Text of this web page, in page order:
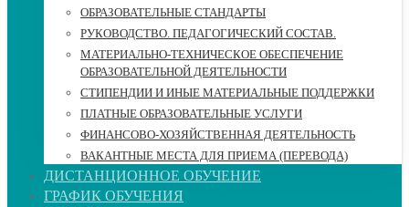
ОБРАЗОВАТЕЛЬНЫЕ СТАНДАРТЫ
РУКОВОДСТВО. ПЕДАГОГИЧЕСКИЙ СОСТАВ.
МАТЕРИАЛЬНО-ТЕХНИЧЕСКОЕ ОБЕСПЕЧЕНИЕ
ОБРАЗОВАТЕЛЬНОЙ ДЕЯТЕЛЬНОСТИ
СТИПЕНДИИ И ИНЫЕ МАТЕРИАЛЬНЫЕ ПОДДЕРЖКИ
ПЛАТНЫЕ ОБРАЗОВАТЕЛЬНЫЕ УСЛУГИ
ФИНАНСОВО-ХОЗЯЙСТВЕННАЯ ДЕЯТЕЛЬНОСТЬ
ВАКАНТНЫЕ МЕСТА ДЛЯ ПРИЕМА (ПЕРЕВОДА)
ДИСТАНЦИОННОЕ ОБУЧЕНИЕ
ГРАФИК ОБУЧЕНИЯ